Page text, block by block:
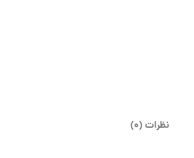
نظرات (0)